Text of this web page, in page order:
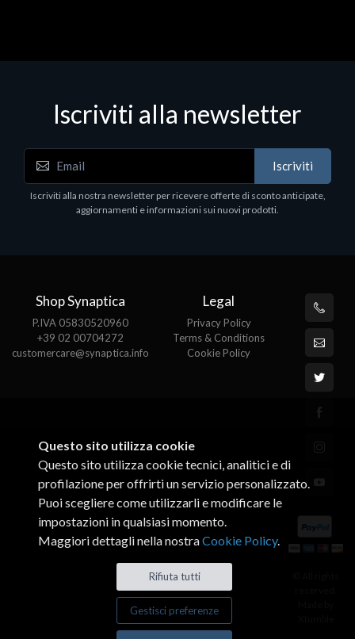
Iscriviti alla newsletter
Iscriviti
Iscriviti alla nostra newsletter per ricevere offerte di sconto anticipate,
aggiornamenti e informazioni sui nuovi prodotti.
Shop Synaptica
P.IVA 05830520960
+39 02 00704272
customercare@synaptica.info
Legal
Privacy Policy
Terms & Conditions
Cookie Policy
Questo sito utilizza cookie
Questo sito utilizza cookie tecnici, analitici e di
profilazione per offrirti un servizio personalizzato.
Puoi scegliere come utilizzarli e modificare le
impostazioni in qualsiasi momento.
Maggiori dettagli nella nostraCookie Policy.
Rifiuta tutti
Gestisci preferenze